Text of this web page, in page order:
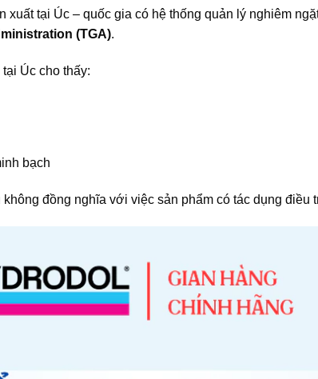
tại Úc – quốc gia có hệ thống quản lý nghiêm
(TGA).
Úc cho thấy:
bạch
không đồng nghĩa với việc sản phẩm có tác dụng điều